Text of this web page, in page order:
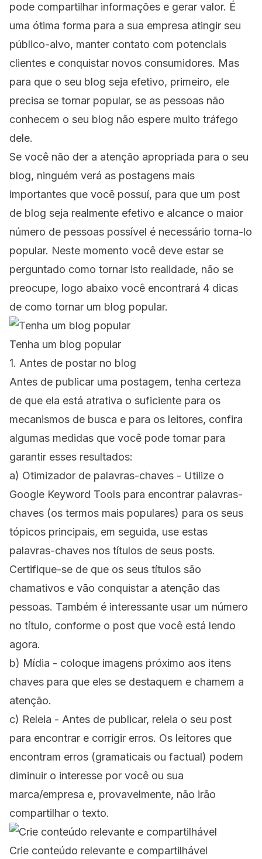
pode compartilhar informações e gerar valor. É
uma ótima forma para a sua empresa atingir seu
público-alvo, manter contato com potenciais
clientes e conquistar novos consumidores. Mas
para que o seu blog seja efetivo, primeiro, ele
precisa se tornar popular, se as pessoas não
conhecem o seu blog não espere muito tráfego
dele.
Se você não der a atenção apropriada para o seu
blog, ninguém verá as postagens mais
importantes que você possuí, para que um post
de blog seja realmente efetivo e alcance o maior
número de pessoas possível é necessário torna-lo
popular. Neste momento você deve estar se
perguntado como tornar isto realidade, não se
preocupe, logo abaixo você encontrará 4 dicas
de como tornar um blog popular.
Tenha um blog popular
1. Antes de postar no blog
Antes de publicar uma postagem, tenha certeza
de que ela está atrativa o suficiente para os
mecanismos de busca e para os leitores, confira
algumas medidas que você pode tomar para
garantir esses resultados:
a) Otimizador de palavras-chaves - Utilize o
Google Keyword Tools para encontrar palavras-
chaves (os termos mais populares) para os seus
tópicos principais, em seguida, use estas
palavras-chaves nos títulos de seus posts.
Certifique-se de que os seus títulos são
chamativos e vão conquistar a atenção das
pessoas. Também é interessante usar um número
no título, conforme o post que você está lendo
agora.
b) Mídia - coloque imagens próximo aos itens
chaves para que eles se destaquem e chamem a
atenção.
c) Releia - Antes de publicar, releia o seu post
para encontrar e corrigir erros. Os leitores que
encontram erros (gramaticais ou factual) podem
diminuir o interesse por você ou sua
marca/empresa e, provavelmente, não irão
compartilhar o texto.
Crie conteúdo relevante e compartilhável